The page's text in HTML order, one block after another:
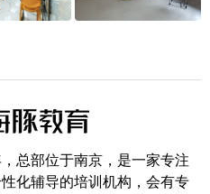
总部位于南京，是一家专注
化辅导的培训机构，会有专